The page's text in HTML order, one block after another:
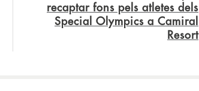
recaptar fons pels atletes dels
Special Olympics a Camiral
Resort